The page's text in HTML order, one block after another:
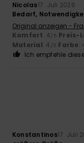
Nicolas17. Juli 2026
Bedarf,
Original anzeigen -
Komfort: 4/5 Preis-
Material: 4 /5 Farbe:
Ich empfehle
Konstantinos17. Juli